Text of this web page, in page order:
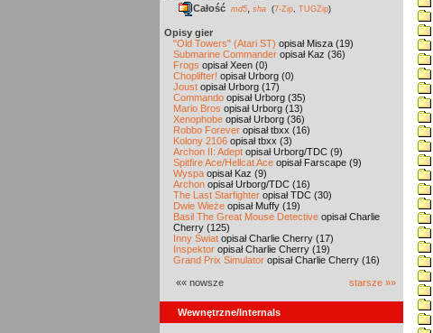
Całość md5 sha (7-Zip TUGZip)
Opisy gier
"Old Towers" (Atari ST) opisał Misza (19)
Submarine Commander opisał Kaz (36)
Frogs opisał Xeen (0)
Choplifter! opisał Urborg (0)
Joust opisał Urborg (17)
Commando opisał Urborg (35)
Mario Bros opisał Urborg (13)
Xenophobe opisał Urborg (36)
Robbo Forever opisał tbxx (16)
Kolony 2106 opisał tbxx (3)
Archon II: Adept opisał Urborg/TDC (9)
Spitfire Ace/Hellcat Ace opisał Farscape (9)
Wyspa opisał Kaz (9)
Archon opisał Urborg/TDC (16)
The Last Starfighter opisał TDC (30)
Dwie Wieże opisał Muffy (19)
Basil The Great Mouse Detective opisał Charlie
Cherry (125)
Inny Świat opisał Charlie Cherry (17)
Inspektor opisał Charlie Cherry (19)
Grand Prix Simulator opisał Charlie Cherry (16)
«« nowsze starsze »»
Wewnętrzne/Internals